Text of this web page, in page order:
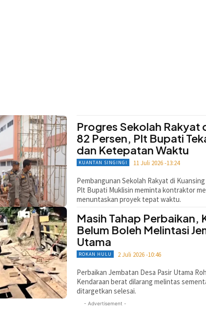
Progres Sekolah Rakyat
82 Persen, Plt Bupati
dan Ketepatan Waktu
KUANTAN SINGINGI 11 Juli 2026 -13:24
Pembangunan Sekolah Rakyat di
Plt Bupati Muklisin meminta kontraktor
menuntaskan proyek tepat waktu.
Masih Tahap Perbaikan,
Belum Boleh Melintasi
Utama
ROKAN HULU 2 Juli 2026 -10:46
Perbaikan Jembatan Desa Pasir Utama
Kendaraan berat dilarang melintas
ditargetkan selesai.
- Advertisement -